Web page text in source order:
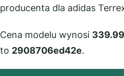
producenta dla adidas
Cena modelu wynosi 339.99
to 2908706ed42e.